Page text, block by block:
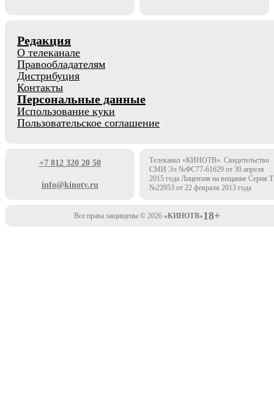
Редакция
О телеканале
Правообладателям
Дистрибуция
Контакты
Персональные данные
Использование куки
Пользовательское соглашение
+7 812 320 20 50
info@kinotv.ru
Телеканал «КИНОТВ». Свидетельство
СМИ Эл №ФС77-61629 от 30 апреля
2015 года Лицензия на вещание Серия
№22953 от 22 февраля 2013 года
Все права защищены © 2026 «КИНОТВ»18+